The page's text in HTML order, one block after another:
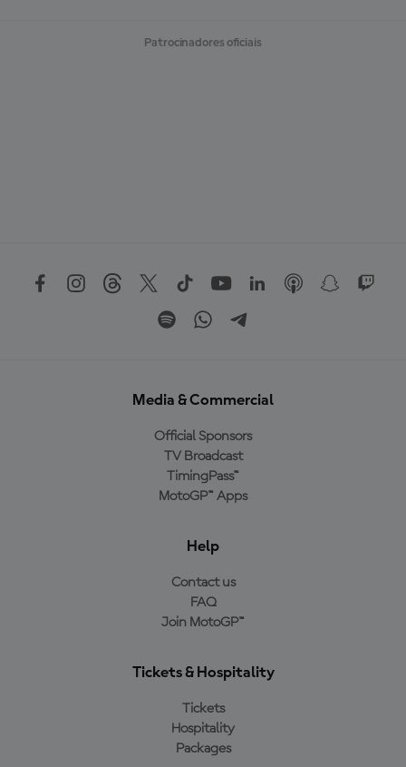
Patrocinadores oficiais
Media & Commercial
Official Sponsors
TV Broadcast
TimingPass™
MotoGP™ Apps
Help
Contact us
FAQ
Join MotoGP™
Tickets & Hospitality
Tickets
Hospitality
Packages